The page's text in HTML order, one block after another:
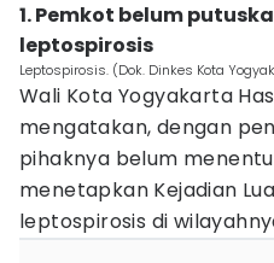
1. Pemkot belum
leptospirosis
Leptospirosis. (Dok. Dinkes Kota
Wali Kota Yogyakarta
mengatakan, dengan
pihaknya belum
menetapkan Kejadian
leptospirosis di